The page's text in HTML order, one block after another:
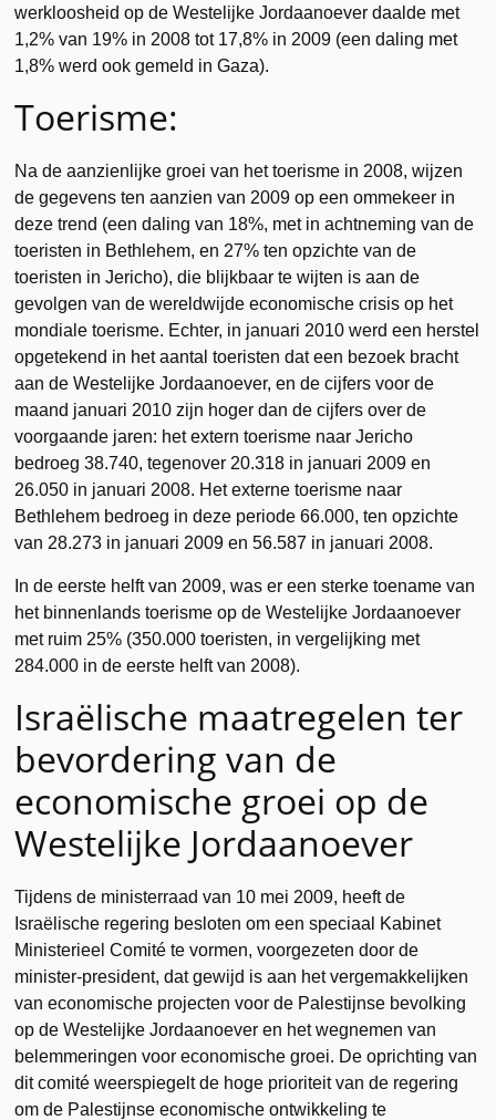
werkloosheid op de Westelijke Jordaanoever daalde met
1,2% van 19% in 2008 tot 17,8% in 2009 (een daling met
1,8% werd ook gemeld in Gaza).
Toerisme:
Na de aanzienlijke groei van het toerisme in 2008, wijzen
de gegevens ten aanzien van 2009 op een ommekeer in
deze trend (een daling van 18%, met in achtneming van de
toeristen in Bethlehem, en 27% ten opzichte van de
toeristen in Jericho), die blijkbaar te wijten is aan de
gevolgen van de wereldwijde economische crisis op het
mondiale toerisme. Echter, in januari 2010 werd een herstel
opgetekend in het aantal toeristen dat een bezoek bracht
aan de Westelijke Jordaanoever, en de cijfers voor de
maand januari 2010 zijn hoger dan de cijfers over de
voorgaande jaren: het extern toerisme naar Jericho
bedroeg 38.740, tegenover 20.318 in januari 2009 en
26.050 in januari 2008. Het externe toerisme naar
Bethlehem bedroeg in deze periode 66.000, ten opzichte
van 28.273 in januari 2009 en 56.587 in januari 2008.
In de eerste helft van 2009, was er een sterke toename van
het binnenlands toerisme op de Westelijke Jordaanoever
met ruim 25% (350.000 toeristen, in vergelijking met
284.000 in de eerste helft van 2008).
Israëlische maatregelen ter
bevordering van de
economische groei op de
Westelijke Jordaanoever
Tijdens de ministerraad van 10 mei 2009, heeft de
Israëlische regering besloten om een speciaal Kabinet
Ministerieel Comité te vormen, voorgezeten door de
minister-president, dat gewijd is aan het vergemakkelijken
van economische projecten voor de Palestijnse bevolking
op de Westelijke Jordaanoever en het wegnemen van
belemmeringen voor economische groei. De oprichting van
dit comité weerspiegelt de hoge prioriteit van de regering
om de Palestijnse economische ontwikkeling te